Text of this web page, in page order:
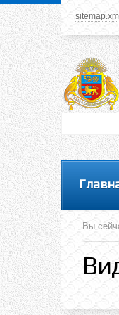
У вас
вам
sitemap.xml
Вы